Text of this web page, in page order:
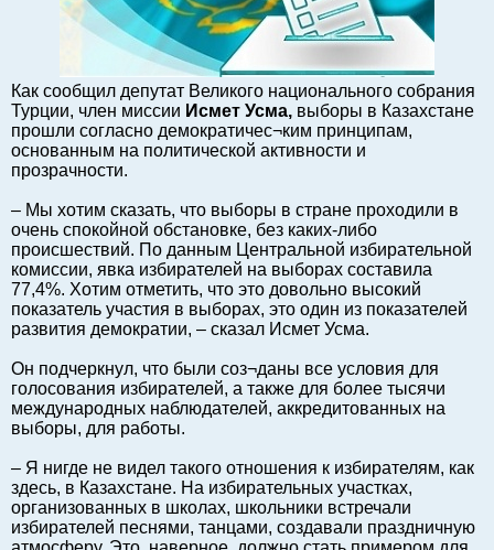
Технологии
Рынки и компании
Балтийский экспорт
Туризм
Советы юриста
ЕС - Балтия
Люди дела
Право
Круглый стол
Образование и наука
Прямая речь
Благотворительность
Форумы
Книга
Архив
Сергей Тюленев: студия
Как сообщил депутат Великого национального собрания
Турции, член миссии Исмет Усма, выборы в Казахстане
прошли согласно демократичес¬ким принципам,
основанным на политической активности и
прозрачности.
– Мы хотим сказать, что выборы в стране проходили в
очень спокойной обстановке, без каких-либо
происшествий. По данным Центральной избирательной
комиссии, явка избирателей на выборах составила
77,4%. Хотим отметить, что это довольно высокий
показатель участия в выборах, это один из показателей
развития демократии, – сказал Исмет Усма.
Он подчеркнул, что были соз¬даны все условия для
голосования избирателей, а также для более тысячи
международных наблюдателей, аккредитованных на
выборы, для работы.
– Я нигде не видел такого отношения к избирателям, как
здесь, в Казахстане. На избирательных участках,
организованных в школах, школьники встречали
избирателей песнями, танцами, создавали праздничную